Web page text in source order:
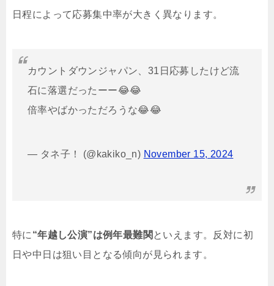
日程によって応募集中率が大きく異なります。
カウントダウンジャパン、31日応募したけど流
石に落選だったーー😂😂
倍率やばかっただろうな😂😂
— タネ子！ (@kakiko_n) November 15, 2024
特に “年越し公演”は例年最難関 といえます。反対に初
日や中日は狙い目となる傾向が見られます。